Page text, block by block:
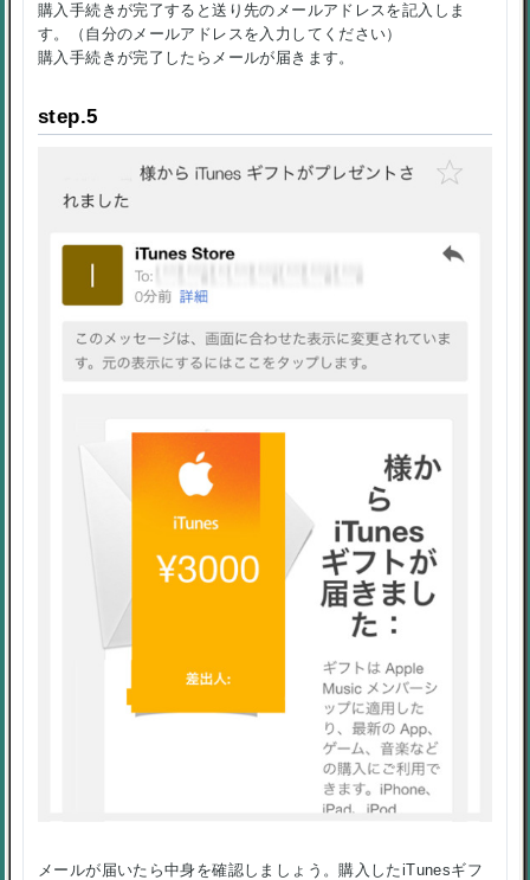
購入手続きが完了すると送り先のメールアドレスを記入しま
す。（自分のメールアドレスを入力してください）
購入手続きが完了したらメールが届きます。
step.5
メールが届いたら中身を確認しましょう。購入したiTunesギフ